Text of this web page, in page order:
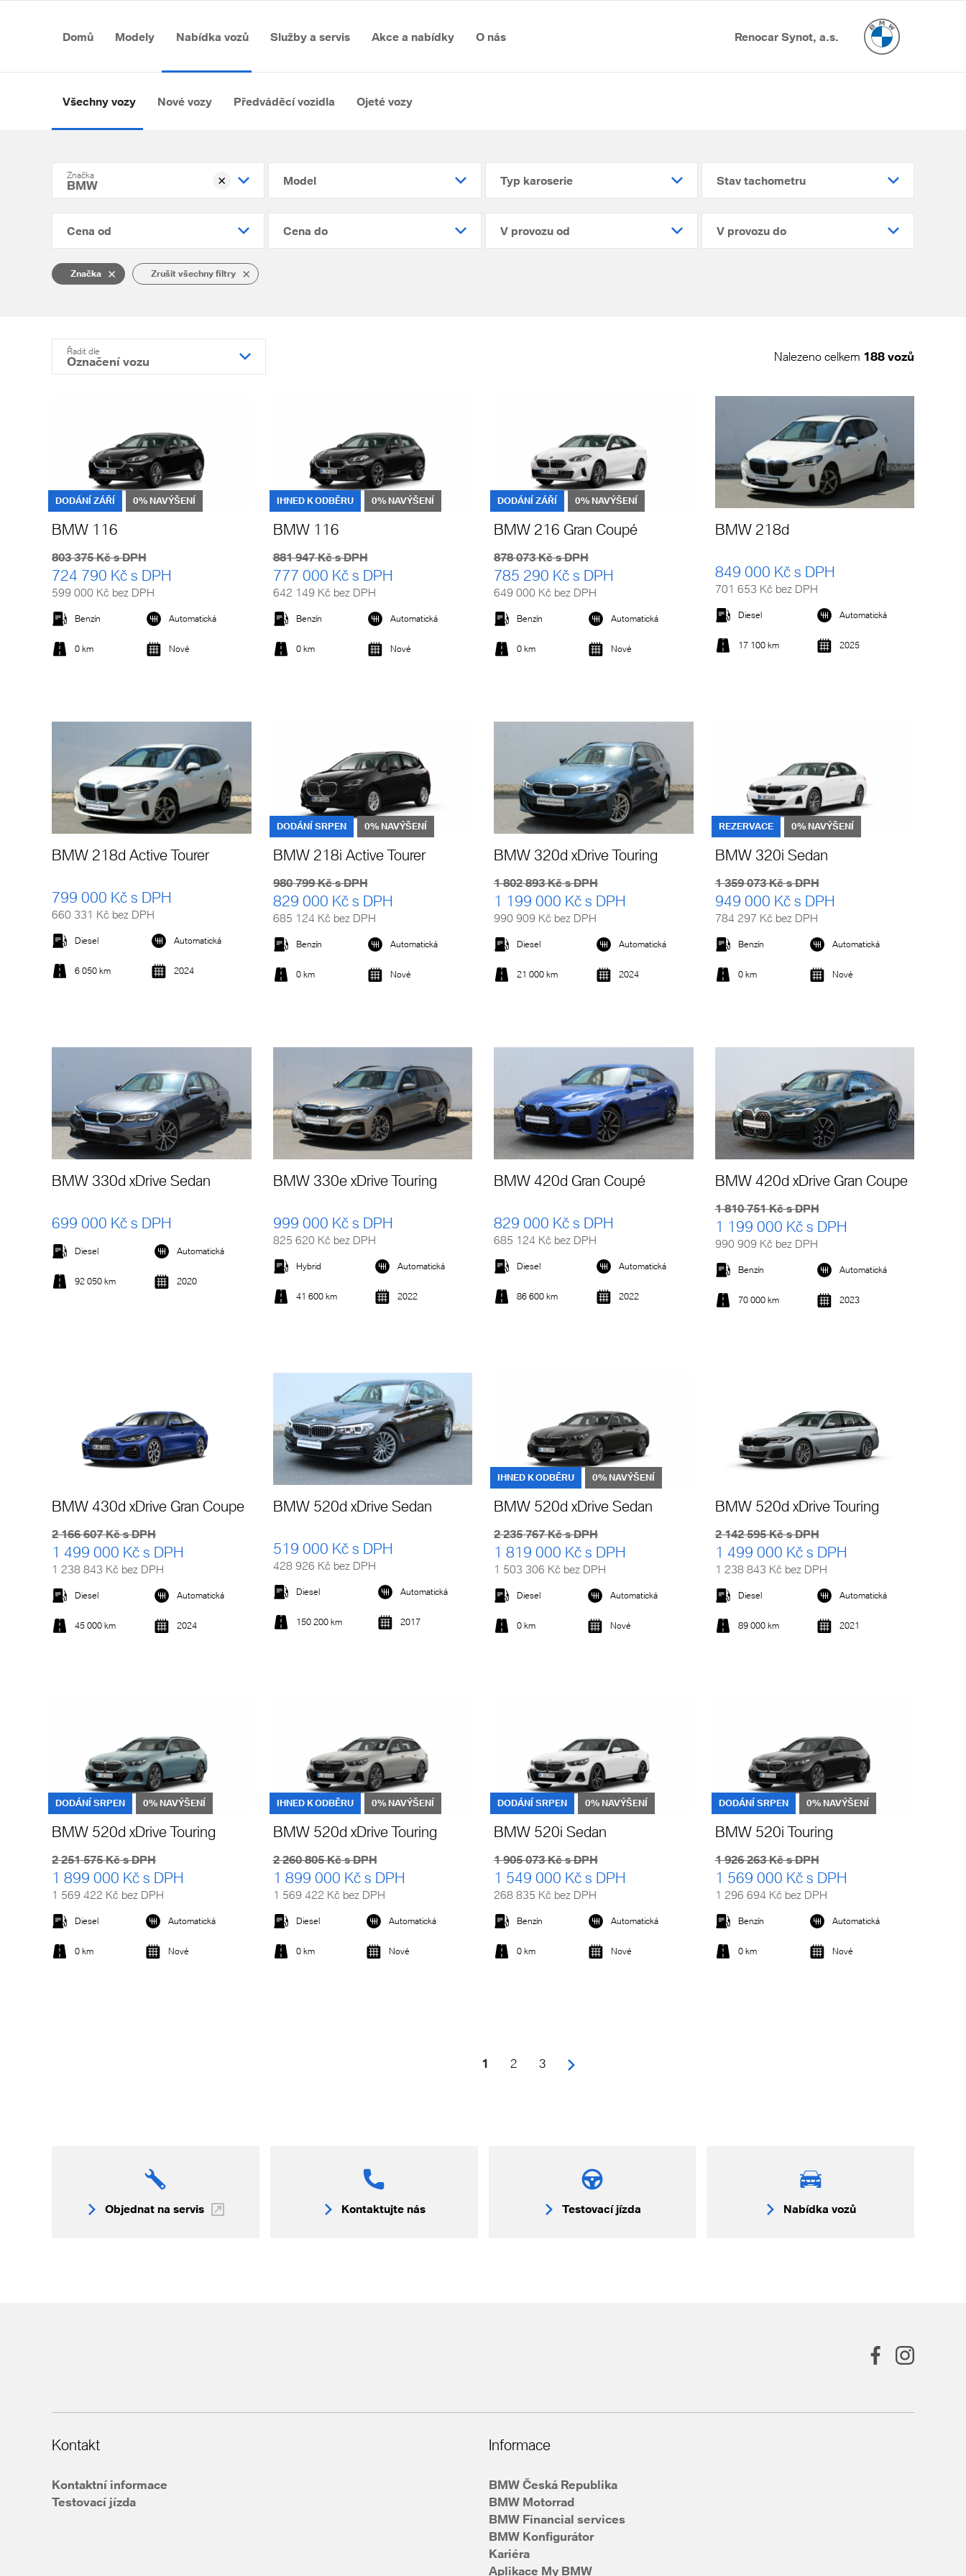
Domů Modely Nabídka vozů Služby a servis Akce a nabídky O nás Renocar Synot, a.s.
Všechny vozy Nové vozy Předváděcí vozidla Ojeté vozy
Značka
BMW Model Typ karoserie Stav tachometru
Cena od Cena do V provozu od V provozu do
Značka Zrušit všechny filtry
Nalezeno celkem 188 vozů
Řadit dle
Označení vozu
DODÁNÍ ZÁŘÍ 0% NAVÝŠENÍ
BMW 116
803 375 Kč s DPH
724 790 Kč s DPH
599 000 Kč bez DPH
Benzín Automatická
0 km Nové
IHNED K ODBĚRU 0% NAVÝŠENÍ
BMW 116
881 947 Kč s DPH
777 000 Kč s DPH
642 149 Kč bez DPH
Benzín Automatická
0 km Nové
DODÁNÍ ZÁŘÍ 0% NAVÝŠENÍ
BMW 216 Gran Coupé
878 073 Kč s DPH
785 290 Kč s DPH
649 000 Kč bez DPH
Benzín Automatická
0 km Nové
BMW 218d
849 000 Kč s DPH
701 653 Kč bez DPH
Diesel Automatická
17 100 km 2025
BMW 218d Active Tourer
799 000 Kč s DPH
660 331 Kč bez DPH
Diesel Automatická
6 050 km 2024
DODÁNÍ SRPEN 0% NAVÝŠENÍ
BMW 218i Active Tourer
980 799 Kč s DPH
829 000 Kč s DPH
685 124 Kč bez DPH
Benzín Automatická
0 km Nové
BMW 320d xDrive Touring
1 802 893 Kč s DPH
1 199 000 Kč s DPH
990 909 Kč bez DPH
Diesel Automatická
21 000 km 2024
REZERVACE 0% NAVÝŠENÍ
BMW 320i Sedan
1 359 073 Kč s DPH
949 000 Kč s DPH
784 297 Kč bez DPH
Benzín Automatická
0 km Nové
BMW 330d xDrive Sedan
699 000 Kč s DPH
Diesel Automatická
92 050 km 2020
BMW 330e xDrive Touring
999 000 Kč s DPH
825 620 Kč bez DPH
Hybrid Automatická
41 600 km 2022
BMW 420d Gran Coupé
829 000 Kč s DPH
685 124 Kč bez DPH
Diesel Automatická
86 600 km 2022
BMW 420d xDrive Gran Coupe
1 810 751 Kč s DPH
1 199 000 Kč s DPH
990 909 Kč bez DPH
Benzín Automatická
70 000 km 2023
BMW 430d xDrive Gran Coupe
2 166 607 Kč s DPH
1 499 000 Kč s DPH
1 238 843 Kč bez DPH
Diesel Automatická
45 000 km 2024
BMW 520d xDrive Sedan
519 000 Kč s DPH
428 926 Kč bez DPH
Diesel Automatická
150 200 km 2017
IHNED K ODBĚRU 0% NAVÝŠENÍ
BMW 520d xDrive Sedan
2 235 767 Kč s DPH
1 819 000 Kč s DPH
1 503 306 Kč bez DPH
Diesel Automatická
0 km Nové
BMW 520d xDrive Touring
2 142 595 Kč s DPH
1 499 000 Kč s DPH
1 238 843 Kč bez DPH
Diesel Automatická
89 000 km 2021
DODÁNÍ SRPEN 0% NAVÝŠENÍ
BMW 520d xDrive Touring
2 251 575 Kč s DPH
1 899 000 Kč s DPH
1 569 422 Kč bez DPH
Diesel Automatická
0 km Nové
IHNED K ODBĚRU 0% NAVÝŠENÍ
BMW 520d xDrive Touring
2 260 805 Kč s DPH
1 899 000 Kč s DPH
1 569 422 Kč bez DPH
Diesel Automatická
0 km Nové
DODÁNÍ SRPEN 0% NAVÝŠENÍ
BMW 520i Sedan
1 905 073 Kč s DPH
1 549 000 Kč s DPH
268 835 Kč bez DPH
Benzín Automatická
0 km Nové
DODÁNÍ SRPEN 0% NAVÝŠENÍ
BMW 520i Touring
1 926 263 Kč s DPH
1 569 000 Kč s DPH
1 296 694 Kč bez DPH
Benzín Automatická
0 km Nové
1 2 3
Objednat na servis Kontaktujte nás Testovací jízda Nabídka vozů
Kontakt
Kontaktní informace
Testovací jízda
Informace
BMW Česká Republika
BMW Motorrad
BMW Financial services
BMW Konfigurátor
Kariéra
Aplikace My BMW